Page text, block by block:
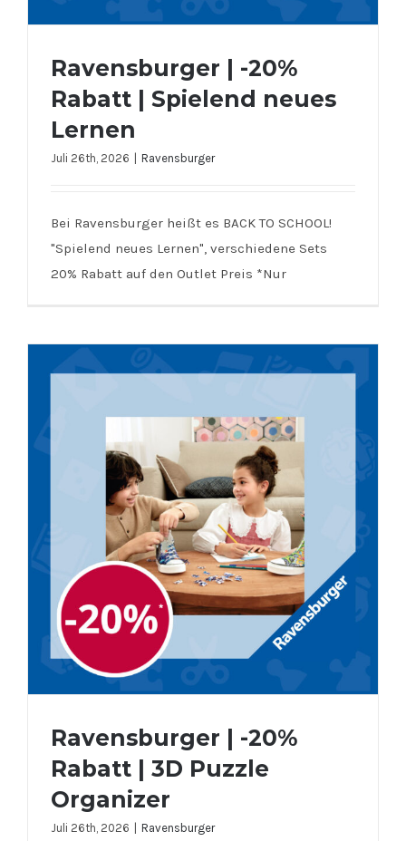
Ravensburger | -20% Rabatt |
Spielend neues Lernen
Ravensburger | -20%
Rabatt | Spielend neues
Lernen
Juli 26th, 2026 Ravensburger
Bei Ravensburger heißt es BACK TO SCHOOL!
"Spielend neues Lernen", verschiedene Sets
20% Rabatt auf den Outlet Preis *Nur
Ravensburger | -20%
Rabatt | 3D Puzzle
Organizer
Juli 26th, 2026 Ravensburger